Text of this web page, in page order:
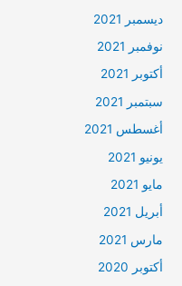
ديسمبر 2021
نوفمبر 2021
أكتوبر 2021
سبتمبر 2021
أغسطس 2021
يونيو 2021
مايو 2021
أبريل 2021
مارس 2021
أكتوبر 2020